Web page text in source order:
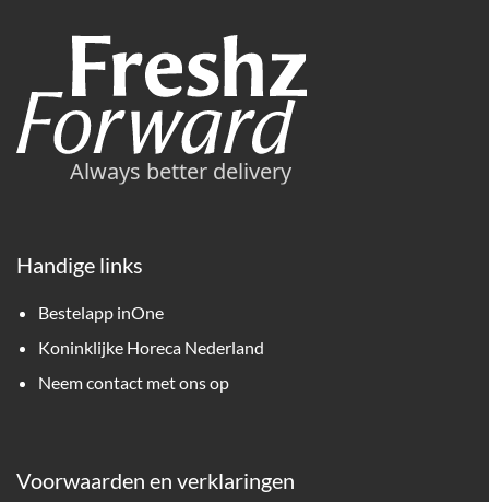
Handige links
Bestelapp inOne
Koninklijke Horeca Nederland
Neem contact met ons op
Voorwaarden en verklaringen